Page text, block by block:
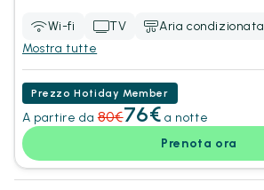
Wi-fi TV
Aria condizionata
Mostra tutte
Prezzo Hotiday Member
A partire da 80€76€ a notte
Prenota ora